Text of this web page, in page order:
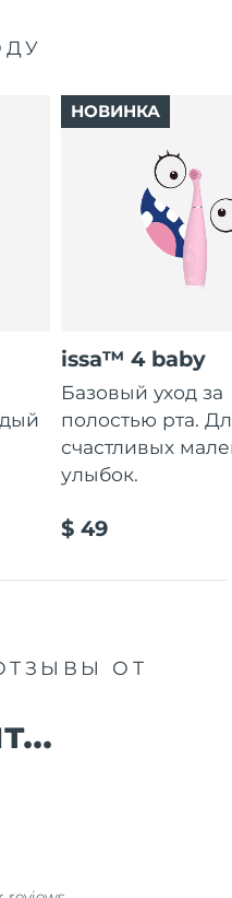
issa™ 4 baby
Базовый уход за
полостью рта.
счастливых
улыбок.
$ 49
НОВИНКА
ОТ